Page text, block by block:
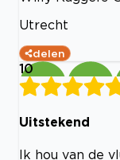
Utrecht
delen
10
Uitstekend
Ik hou van de